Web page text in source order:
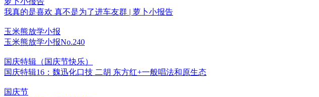
我真的是喜欢 真不是为了进车友群 | 萝卜小报告
玉米熊放学小报
玉米熊放学小报No.240
国庆特辑（国庆节快乐）
国庆特辑16：魏迅化口技 二胡 东方红+一般唱法和原生态
国庆节